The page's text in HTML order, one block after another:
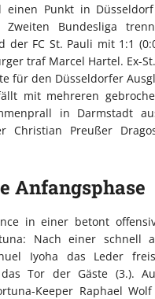
einen Punkt in
Zweiten Bundesliga
der FC St. Pauli mit 1:1
traf Marcel Hartel. Ex-
für den Düsseldorfer
mit mehreren
in Darmstadt
Christian Preußer
Anfangsphase
in einer betont
Nach einer schnell
Iyoha das Leder
Tor der Gäste (3.).
Keeper Raphael